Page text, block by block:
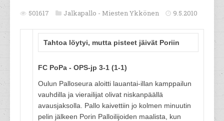
501617 Jalkapallo - Miesten Ykkönen 9.5.2010
Tahtoa löytyi, mutta pisteet jäivät Poriin
FC PoPa - OPS-jp 3-1 (1-1)
Oulun Palloseura aloitti lauantai-illan kamppailun
vauhdilla ja vierailijat olivat niskanpäällä
avausjaksolla. Pallo kaivettiin jo kolmen minuutin
pelin jälkeen Porin Palloilijoiden maalista, kun